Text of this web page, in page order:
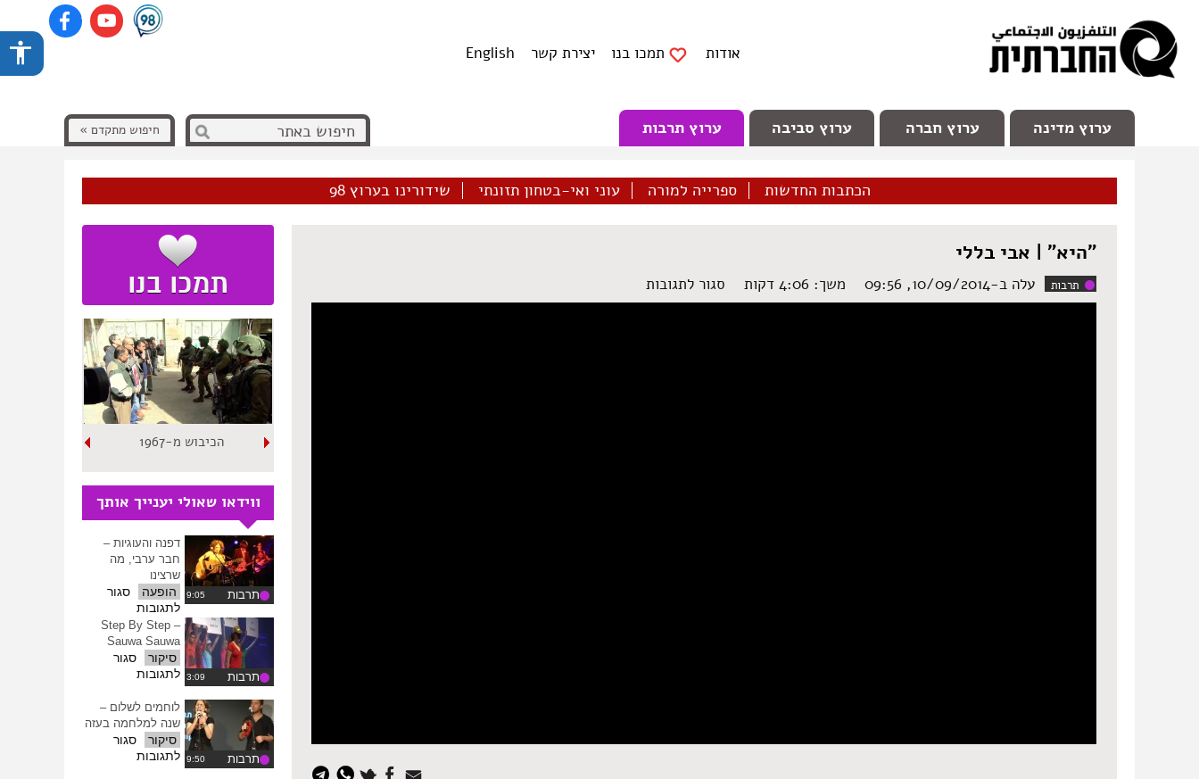
אודות תמכו בנו יצירת קשר English
ערוץ מדינה ערוץ חברה ערוץ סביבה ערוץ תרבות חיפוש מתקדם »
הכתבות החדשות ספרייה למורה עוני ואי-בטחון תזונתי שידורינו בערוץ 98
"היא" | אבי בללי
תרבות עלה ב-10/09/2014, 09:56 משך: ‏4:06 דקות סגור לתגובותעל
"היא"
הכיבוש מ-1967
ווידאו שאולי יענייך אותך
תרבות
דפנה והעוגיות –
חבר ערבי, מה
שרצינו
הופעה
סגור
לתגובותעל
דפנה
והעוגיות
–
חבר
מה
שרצינו
תרבות
Step By Step –
Sauwa Sauwa
סיקור
סגור
לתגובותעל
By
Step
–
Sauwa
תרבות
לוחמים לשלום –
שנה למלחמה בעזה
סיקור
סגור
לתגובותעל